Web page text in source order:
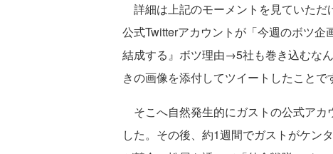
詳細は上記のモーメントを見ていただ
公式Twitterアカウントが「今週のボツ
結成する』ボツ理由→5社も巻き込むな
きの画像を添付してツイートしたことで
そこへ自然発生的にガストの公式アカ
した。その後、約1週間でガストがケン